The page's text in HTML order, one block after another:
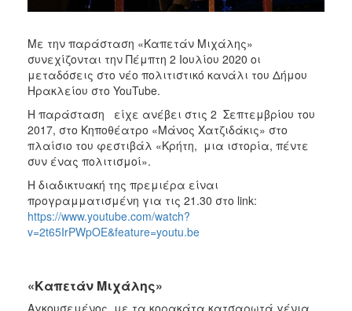
ΤΟΠΟΣ
ΠΟΛΙΤΙΣΜΟΣ
ΑΝΘΕΚΤΙΚΗ
ΠΟΛΗ
Με την παράσταση «Καπετάν Μιχάλης»
συνεχίζονται την Πέμπτη 2 Ιουλίου 2020 οι
μεταδόσεις στο νέο πολιτιστικό κανάλι του Δήμου
Ηρακλείου στο YouTube.
H παράσταση είχε ανέβει στις 2 Σεπτεμβρίου του
2017, στο Κηποθέατρο «Μάνος Χατζιδάκις» στο
πλαίσιο του φεστιβάλ «Κρήτη, μια ιστορία, πέντε
συν ένας πολιτισμοί».
Η διαδικτυακή της πρεμιέρα είναι
προγραμματισμένη για τις 21.30 στο link:
https://www.youtube.com/watch?
v=2t65IrPWpOE&feature=youtu.be
«Καπετάν Μιχάλης»
Αγκουσεμένος, με τα κορακάτα κατσαρωτά γένια